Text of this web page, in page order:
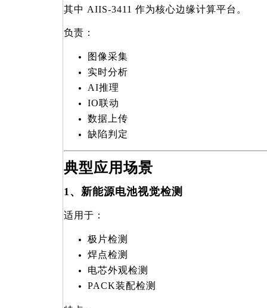
其中 AIIS-3411 作为核心边缘计算平台。
负责：
图像采集
实时分析
AI推理
IO联动
数据上传
缺陷判定
典型应用场景
1 、新能源电池视觉检测
适用于：
极片检测
焊点检测
电芯外观检测
PACK装配检测